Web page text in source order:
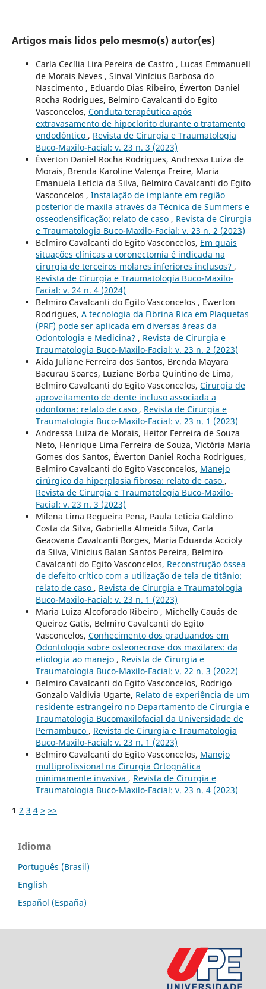
Artigos mais lidos pelo mesmo(s) autor(es)
Carla Cecília Lira Pereira de Castro , Lucas Emmanuell
de Morais Neves , Sinval Vinícius Barbosa do
Nascimento , Eduardo Dias Ribeiro, Éwerton Daniel
Rocha Rodrigues, Belmiro Cavalcanti do Egito
Vasconcelos, Conduta terapêutica após
extravasamento de hipoclorito durante o tratamento
endodôntico , Revista de Cirurgia e Traumatologia
Buco-Maxilo-Facial: v. 23 n. 3 (2023)
Éwerton Daniel Rocha Rodrigues, Andressa Luiza de
Morais, Brenda Karoline Valença Freire, Maria
Emanuela Letícia da Silva, Belmiro Cavalcanti do Egito
Vasconcelos , Instalação de implante em região
posterior de maxila através da Técnica de Summers e
osseodensificação: relato de caso , Revista de Cirurgia
e Traumatologia Buco-Maxilo-Facial: v. 23 n. 2 (2023)
Belmiro Cavalcanti do Egito Vasconcelos, Em quais
situações clínicas a coronectomia é indicada na
cirurgia de terceiros molares inferiores inclusos? ,
Revista de Cirurgia e Traumatologia Buco-Maxilo-
Facial: v. 24 n. 4 (2024)
Belmiro Cavalcanti do Egito Vasconcelos , Ewerton
Rodrigues, A tecnologia da Fibrina Rica em Plaquetas
(PRF) pode ser aplicada em diversas áreas da
Odontologia e Medicina? , Revista de Cirurgia e
Traumatologia Buco-Maxilo-Facial: v. 23 n. 2 (2023)
Aída Juliane Ferreira dos Santos, Brenda Mayara
Bacurau Soares, Luziane Borba Quintino de Lima,
Belmiro Cavalcanti do Egito Vasconcelos, Cirurgia de
aproveitamento de dente incluso associada a
odontoma: relato de caso , Revista de Cirurgia e
Traumatologia Buco-Maxilo-Facial: v. 23 n. 1 (2023)
Andressa Luiza de Morais, Heitor Ferreira de Souza
Neto, Henrique Lima Ferreira de Souza, Victória Maria
Gomes dos Santos, Éwerton Daniel Rocha Rodrigues,
Belmiro Cavalcanti do Egito Vasconcelos, Manejo
cirúrgico da hiperplasia fibrosa: relato de caso ,
Revista de Cirurgia e Traumatologia Buco-Maxilo-
Facial: v. 23 n. 3 (2023)
Milena Lima Regueira Pena, Paula Leticia Galdino
Costa da Silva, Gabriella Almeida Silva, Carla
Geaovana Cavalcanti Borges, Maria Eduarda Accioly
da Silva, Vinicius Balan Santos Pereira, Belmiro
Cavalcanti do Egito Vasconcelos, Reconstrução óssea
de defeito crítico com a utilização de tela de titânio:
relato de caso , Revista de Cirurgia e Traumatologia
Buco-Maxilo-Facial: v. 23 n. 1 (2023)
Maria Luiza Alcoforado Ribeiro , Michelly Cauás de
Queiroz Gatis, Belmiro Cavalcanti do Egito
Vasconcelos, Conhecimento dos graduandos em
Odontologia sobre osteonecrose dos maxilares: da
etiologia ao manejo , Revista de Cirurgia e
Traumatologia Buco-Maxilo-Facial: v. 22 n. 3 (2022)
Belmiro Cavalcanti do Egito Vasconcelos, Rodrigo
Gonzalo Valdivia Ugarte, Relato de experiência de um
residente estrangeiro no Departamento de Cirurgia e
Traumatologia Bucomaxilofacial da Universidade de
Pernambuco , Revista de Cirurgia e Traumatologia
Buco-Maxilo-Facial: v. 23 n. 1 (2023)
Belmiro Cavalcanti do Egito Vasconcelos, Manejo
multiprofissional na Cirurgia Ortognática
minimamente invasiva , Revista de Cirurgia e
Traumatologia Buco-Maxilo-Facial: v. 23 n. 4 (2023)
1 2 3 4 > >>
Idioma
Português (Brasil)
English
Español (España)